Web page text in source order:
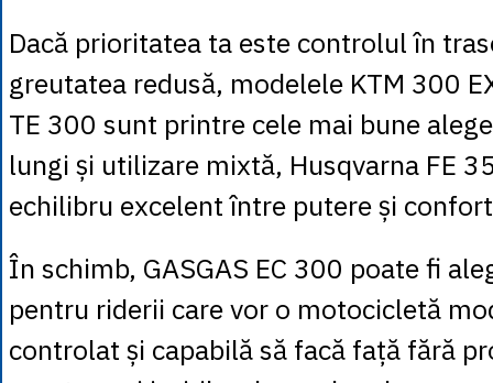
Dacă prioritatea ta este controlul în
greutatea redusă, modelele KTM 300
TE 300 sunt printre cele mai bune
lungi și utilizare mixtă, Husqvarna FE
echilibru excelent între putere și
În schimb, GASGAS EC 300 poate fi
pentru riderii care vor o motocicletă
controlat și capabilă să facă față fără